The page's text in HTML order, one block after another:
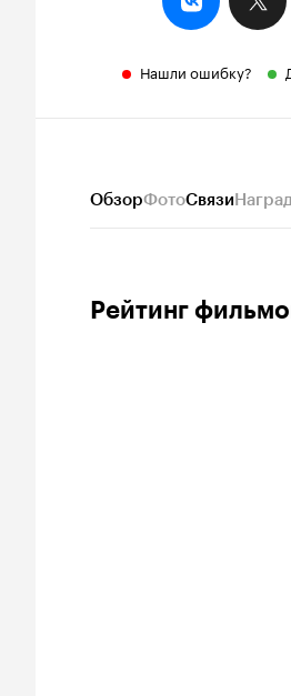
Нашли ошибку?
ОбзорФотоСвязи
Рейтинг